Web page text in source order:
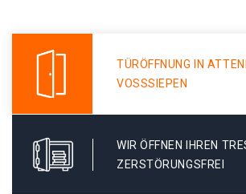
TÜRÖFFNUNG IN
VOSSSIEPEN
WIR ÖFFNEN IHREN
ZERSTÖRUNGSFREI